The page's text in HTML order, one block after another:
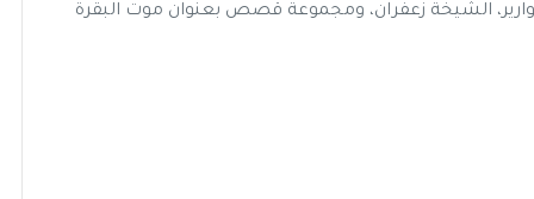
الشيخة زعفران، ومجموعة قصص بعنوان موت البقرة